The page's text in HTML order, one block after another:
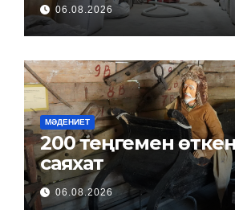
06.08.2026
МӘДЕНИЕТ
200 теңгемен өткенге
саяхат
06.08.2026